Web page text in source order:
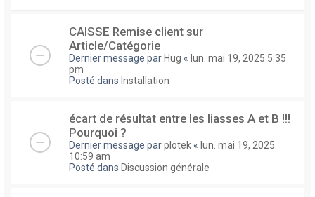
CAISSE Remise client sur
Article/Catégorie
Dernier message par Hug « lun. mai 19, 2025 5:35
pm
Posté dans Installation
écart de résultat entre les liasses A et B !!!
Pourquoi ?
Dernier message parplotek « lun. mai 19, 2025
10:59 am
Posté dans Discussion générale